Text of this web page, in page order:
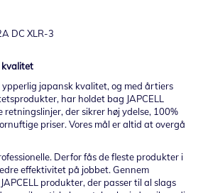
DC XLR-3
kvalitet
ypperlig japansk kvalitet, og med årtiers
har holdet bag JAPCELL
retningslinjer, der sikrer høj ydelse, 100%
priser. Vores mål er altid at overgå
Derfor fås de fleste produkter i
effektivitet på jobbet. Gennem
produkter, der passer til al slags